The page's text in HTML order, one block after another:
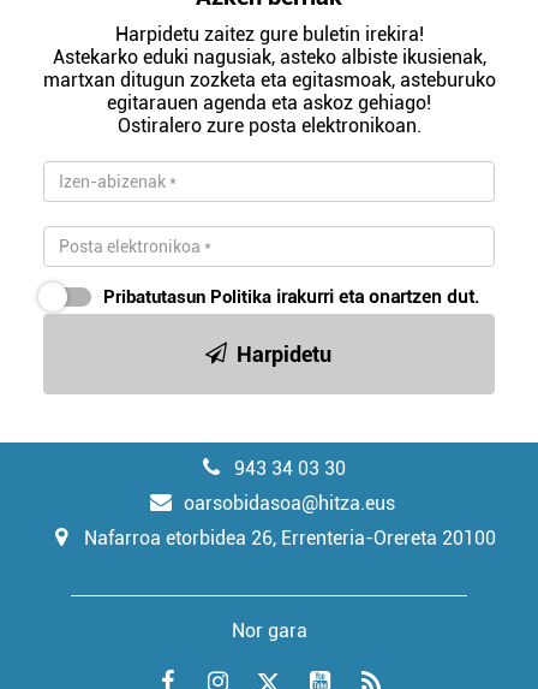
Harpidetu zaitez gure buletin irekira!
Astekarko eduki nagusiak, asteko albiste ikusienak,
martxan ditugun zozketa eta egitasmoak, asteburuko
egitarauen agenda eta askoz gehiago!
Ostiralero zure posta elektronikoan.
Pribatutasun Politika irakurri eta onartzen dut.
Harpidetu
943 34 03 30
oarsobidasoa@hitza.eus
Nafarroa etorbidea 26, Errenteria-Orereta 20100
Nor gara